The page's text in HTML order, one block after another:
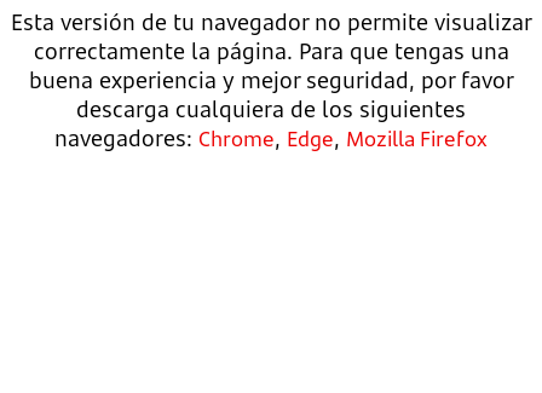
Esta versión de tu navegador no permite visualizar
correctamente la página. Para que tengas una
buena experiencia y mejor seguridad, por favor
descarga cualquiera de los siguientes
navegadores: Chrome, Edge, Mozilla Firefox